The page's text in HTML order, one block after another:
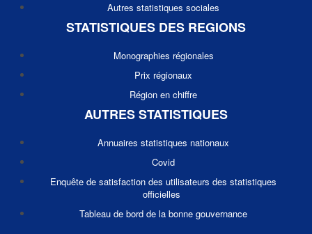
Autres statistiques sociales
STATISTIQUES DES REGIONS
Monographies régionales
Prix régionaux
Région en chiffre
AUTRES STATISTIQUES
Annuaires statistiques nationaux
Covid
Enquête de satisfaction des utilisateurs des statistiques
officielles
Tableau de bord de la bonne gouvernance